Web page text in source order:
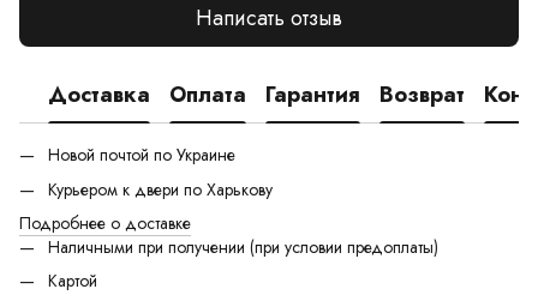
Написать отзыв
Доставка Оплата Гарантия Возврат
Новой почтой по Украине
Курьером к двери по Харькову
Подробнее о доставке
Наличными при получении (при условии предоплаты)
Картой